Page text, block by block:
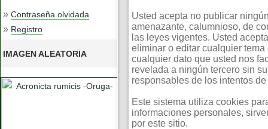
» Contraseña olvidada
» Registro
IMAGEN ALEATORIA
Usted acepta no publicar
amenazante, calumnioso, de
las leyes vigentes. Usted
eliminar o editar cualquier
cualquier dato que usted nos
revelada a ningún tercero sin
responsables de los intentos
Este sistema utiliza cookies
informaciones personales,
por este sitio.